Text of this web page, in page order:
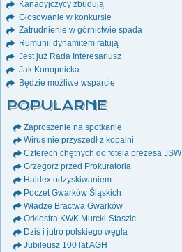
Kanadyjczycy zbudują
Głosowanie w konkursie
Zatrudnienie w górnictwie spada
Rumunii dynamitem ratują
Jest już Rada Interesariusz
Jak Konopnicka
Będzie możliwe wsparcie
POPULARNE
Zaproszenie na spotkanie
Wirus nie przyszedł z kopalni
Czterech chętnych do fotela prezesa JSW
Grzegorz przed Prokuratorią
Haldex odzyskiwaniem
Poczet Gwarków Śląskich
Władze Bractwa Gwarków
Orkiestra KWK Murcki-Staszic
Dziś i jutro polskiego węgla
Jubileusz 100 lat AGH